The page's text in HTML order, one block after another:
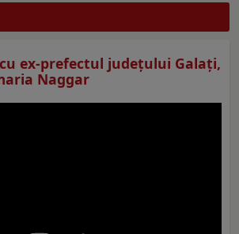
ex-prefectul judeţului Galaţi,
Naggar